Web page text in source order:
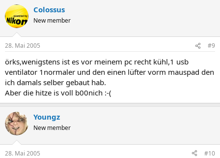
Colossus
New member
28. Mai 2005 #9
örks,wenigstens ist es vor meinem pc recht kühl,1 usb
ventilator 1normaler und den einen lüfter vorm mauspad den
ich damals selber gebaut hab.
Aber die hitze is voll b00nich :-(
Youngz
New member
28. Mai 2005 #10